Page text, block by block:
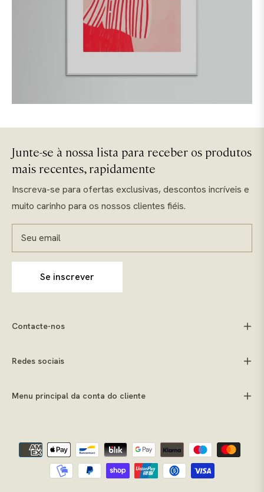
Junte-se à nossa lista para receber os produtos
mais recentes, rapidamente
Inscreva-se para ofertas exclusivas, descontos incríveis e
muito carinho para os nossos clientes fiéis.
Seu email
Se inscrever
Contacte-nos
Redes sociais
Menu principal da conta do cliente